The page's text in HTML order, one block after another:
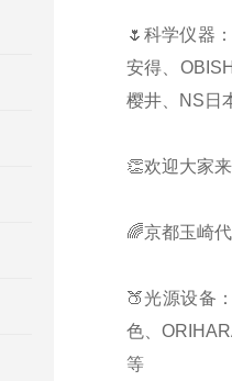
🌷科学仪器
安得、
樱井、NS日
👏欢迎大家
🌈京都玉崎
🍑光源设备
色、
等